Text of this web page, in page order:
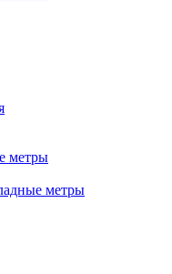
метры
метры